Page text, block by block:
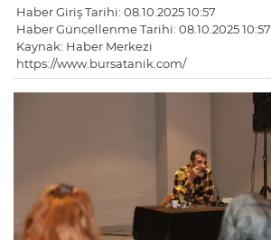
Haber Giriş Tarihi: 08.10.2025 10:57
Haber Güncellenme Tarihi: 08.10.2025 10:57
Kaynak: Haber Merkezi
https://www.bursatanik.com/